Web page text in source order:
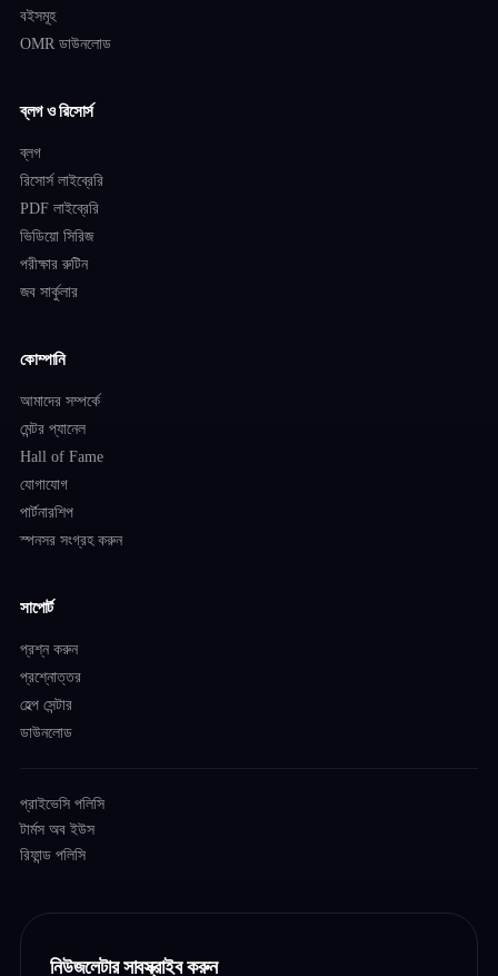
বইসমূহ
OMR ডাউনলোড
ব্লগ ও রিসোর্স
ব্লগ
রিসোর্স লাইব্রেরি
PDF লাইব্রেরি
ভিডিয়ো সিরিজ
পরীক্ষার রুটিন
জব সার্কুলার
কোম্পানি
আমাদের সম্পর্কে
মেন্টর প্যানেল
Hall of Fame
যোগাযোগ
পার্টনারশিপ
স্পনসর সংগ্রহ করুন
সাপোর্ট
প্রশ্ন করুন
প্রশ্নোত্তর
হেল্প সেন্টার
ডাউনলোড
প্রাইভেসি পলিসি
টার্মস অব ইউস
রিফান্ড পলিসি
নিউজলেটার সাবস্ক্রাইব করুন